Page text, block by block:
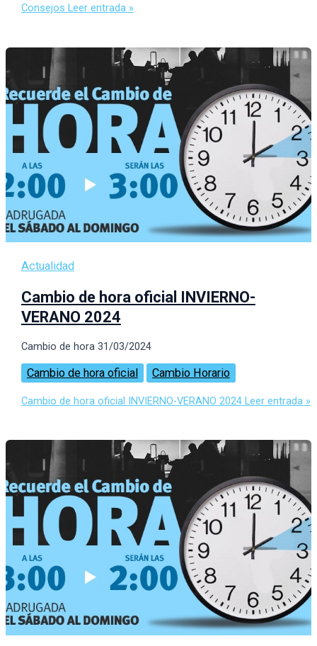
Consejos Leer entrada »
Actualidad
Cambio de hora oficial INVIERNO-
VERANO 2024
Cambio de hora 31/03/2024
Cambio de hora oficial Cambio Horario
Cambio de hora oficial INVIERNO-VERANO 2024Leer entrada »